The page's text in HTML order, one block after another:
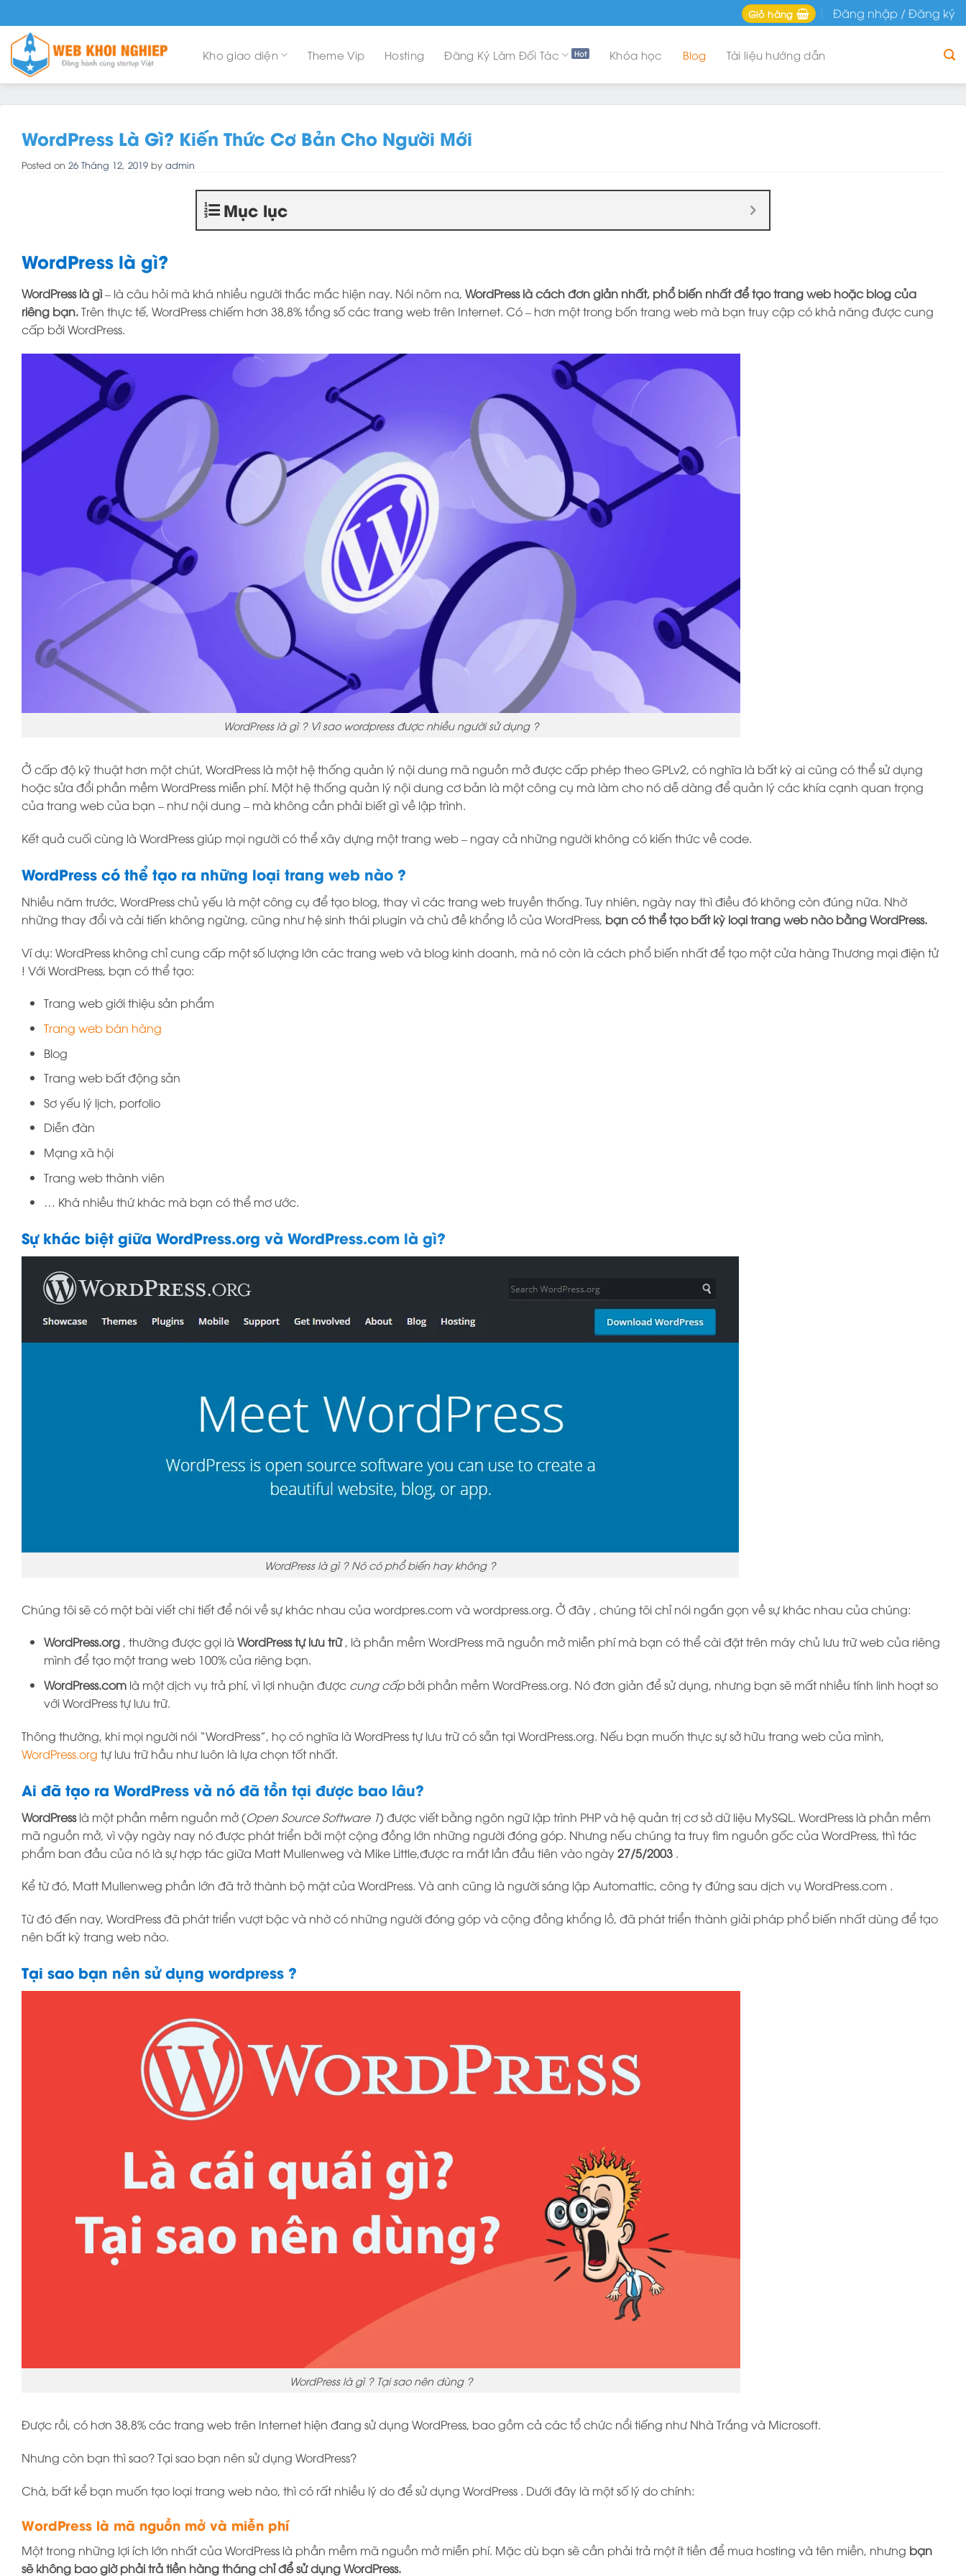
to
content
Giỏ hàng Đăng nhập / Đăng ký
Kho giao diện Theme Vip Hosting Đăng Ký Làm Đối Tác Khóa học Blog Tài liệu hướng dẫn
WordPress Là Gì? Kiến Thức Cơ Bản Cho Người Mới
Posted on 26 Tháng 12, 2019 by admin
Mục lục
WordPress là gì?
WordPress là gì– là câu hỏi mà khá nhiều người thắc mắc hiện nay. Nói nôm na, WordPress là cách đơn giản nhất, phổ biến nhất để tạo trang web hoặc blog của
riêng bạn.Trên thực tế, WordPress chiếm hơn 38,8% tổng số các trang web trên Internet. Có – hơn một trong bốn trang web mà bạn truy cập có khả năng được cung
cấp bởi WordPress.
WordPress là gì ? Vì sao wordpress được nhiều người sử dụng ?
Ở cấp độ kỹ thuật hơn một chút, WordPress là một hệ thống quản lý nội dung mã nguồn mở được cấp phép theo GPLv2, có nghĩa là bất kỳ ai cũng có thể sử dụng
hoặc sửa đổi phần mềm WordPress miễn phí. Một hệ thống quản lý nội dung cơ bản là một công cụ mà làm cho nó dễ dàng để quản lý các khía cạnh quan trọng
của trang web của bạn – như nội dung – mà không cần phải biết gì về lập trình.
Kết quả cuối cùng là WordPress giúp mọi người có thể xây dựng một trang web – ngay cả những người không có kiến thức về code.
WordPress có thể tạo ra những loại trang web nào ?
Nhiều năm trước, WordPress chủ yếu là một công cụ để tạo blog, thay vì các trang web truyền thống. Tuy nhiên, ngày nay thì điều đó không còn đúng nữa. Nhờ
những thay đổi và cải tiến không ngừng, cũng như hệ sinh thái plugin và chủ đề khổng lồ của WordPress, bạn có thể tạo bất kỳ loại trang web nào bằng WordPress.
Ví dụ: WordPress không chỉ cung cấp một số lượng lớn các trang web và blog kinh doanh, mà nó còn là cách phổ biến nhất để tạo một cửa hàng Thương mại điện tử
! Với WordPress, bạn có thể tạo:
Trang web giới thiệu sản phẩm
Trang web bán hàng
Blog
Trang web bất động sản
Sơ yếu lý lịch, porfolio
Diễn đàn
Mạng xã hội
Trang web thành viên
… Khá nhiều thứ khác mà bạn có thể mơ ước.
Sự khác biệt giữa WordPress.org và WordPress.com là gì?
WordPress là gì ? Nó có phổ biến hay không ?
Chúng tôi sẽ có một bài viết chi tiết để nói về sự khác nhau của wordpres.com và wordpress.org. Ở đây , chúng tôi chỉ nói ngắn gọn về sự khác nhau của chúng:
WordPress.org, thường được gọi là WordPress tự lưu trữ, là phần mềm WordPress mã nguồn mở miễn phí mà bạn có thể cài đặt trên máy chủ lưu trữ web của riêng
mình để tạo một trang web 100% của riêng bạn.
WordPress.comlà một dịch vụ trả phí, vì lợi nhuận được cung cấpbởi phần mềm WordPress.org. Nó đơn giản để sử dụng, nhưng bạn sẽ mất nhiều tính linh hoạt so
với WordPress tự lưu trữ.
Thông thường, khi mọi người nói “WordPress”, họ có nghĩa là WordPress tự lưu trữ có sẵn tại WordPress.org. Nếu bạn muốn thực sự sở hữu trang web của mình,
WordPress.org tự lưu trữ hầu như luôn là lựa chọn tốt nhất.
Ai đã tạo ra WordPress và nó đã tồn tại được bao lâu?
WordPresslà một phần mềm nguồn mở (Open Source Software 1) được viết bằng ngôn ngữ lập trình PHP và hệ quản trị cơ sở dữ liệu MySQL. WordPress là phần mềm
mã nguồn mở, vì vậy ngày nay nó được phát triển bởi một cộng đồng lớn những người đóng góp. Nhưng nếu chúng ta truy tìm nguồn gốc của WordPress, thì tác
phẩm ban đầu của nó là sự hợp tác giữa Matt Mullenweg và Mike Little,được ra mắt lần đầu tiên vào ngày27/5/2003 .
Kể từ đó, Matt Mullenweg phần lớn đã trở thành bộ mặt của WordPress. Và anh cũng là người sáng lập Automattic, công ty đứng sau dịch vụ WordPress.com .
Từ đó đến nay, WordPress đã phát triển vượt bậc và nhờ có những người đóng góp và cộng đồng khổng lồ, đã phát triển thành giải pháp phổ biến nhất dùng để tạo
nên bất kỳ trang web nào.
Tại sao bạn nên sử dụng wordpress ?
WordPress là gì ? Tại sao nên dùng ?
Được rồi, có hơn 38,8% các trang web trên Internet hiện đang sử dụng WordPress, bao gồm cả các tổ chức nổi tiếng như Nhà Trắng và Microsoft.
Nhưng còn bạn thì sao? Tại sao bạn nên sử dụng WordPress?
Chà, bất kể bạn muốn tạo loại trang web nào, thì có rất nhiều lý do để sử dụng WordPress . Dưới đây là một số lý do chính:
WordPress là mã nguồn mở và miễn phí
Một trong những lợi ích lớn nhất của WordPress là phần mềm mã nguồn mở miễn phí. Mặc dù bạn sẽ cần phải trả một ít tiền để mua hosting và tên miền, nhưng bạn
sẽ không bao giờ phải trả tiền hàng tháng chỉ để sử dụng WordPress.